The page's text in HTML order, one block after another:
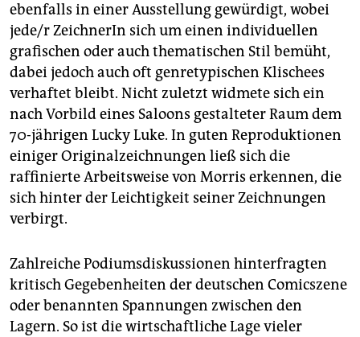
ebenfalls in einer Ausstellung gewürdigt, wobei
jede/r ZeichnerIn sich um einen individuellen
grafischen oder auch thematischen Stil bemüht,
dabei jedoch auch oft genretypischen Klischees
verhaftet bleibt. Nicht zuletzt widmete sich ein
nach Vorbild eines Saloons gestalteter Raum dem
70-jährigen Lucky Luke. In guten Reproduktionen
einiger Originalzeichnungen ließ sich die
raffinierte Arbeitsweise von Morris erkennen, die
sich hinter der Leichtigkeit seiner Zeichnungen
verbirgt.
Zahlreiche Podiumsdiskussionen hinterfragten
kritisch Gegebenheiten der deutschen Comicszene
oder benannten Spannungen zwischen den
Lagern. So ist die wirtschaftliche Lage vieler